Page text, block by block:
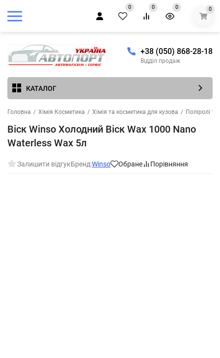
0 0 0 0
+38 (050) 868-28-18
Відділ продаж
КАТАЛОГ
Головна / Хімія Косметика / Хімія та косметика для кузова / Поліролі
Віск Winso Холодний Віск Wax 1000 Nano
Waterless Wax 5л
Залишити відгукБренд:Winso Обране Порівняння